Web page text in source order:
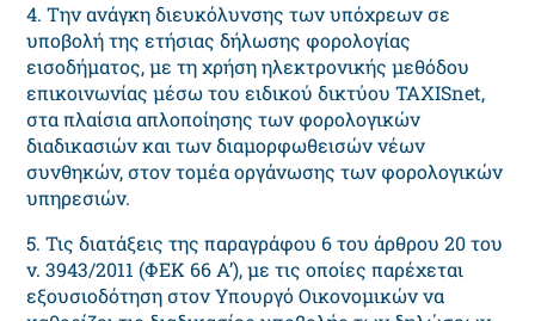
4. Την ανάγκη διευκόλυνσης των υπόχρεων σε
υποβολή της ετήσιας δήλωσης φορολογίας
εισοδήματος, με τη χρήση ηλεκτρονικής μεθόδου
επικοινωνίας μέσω του ειδικού δικτύου TAXISnet,
στα πλαίσια απλοποίησης των φορολογικών
διαδικασιών και των διαμορφωθεισών νέων
συνθηκών, στον τομέα οργάνωσης των φορολογικών
υπηρεσιών.
5. Τις διατάξεις της παραγράφου 6 του άρθρου 20 του
ν. 3943/2011 (ΦΕΚ 66 Α’), με τις οποίες παρέχεται
εξουσιοδότηση στον Υπουργό Οικονομικών να